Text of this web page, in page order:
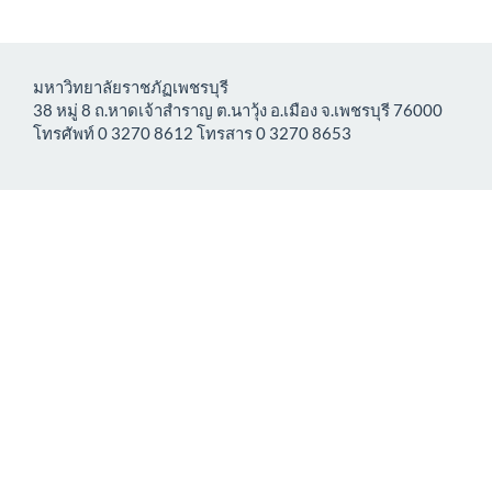
มหาวิทยาลัยราชภัฏเพชรบุรี
38 หมู่ 8 ถ.หาดเจ้าสำราญ ต.นาวุ้ง อ.เมือง จ.เพชรบุรี 76000
โทรศัพท์ 0 3270 8612 โทรสาร 0 3270 8653